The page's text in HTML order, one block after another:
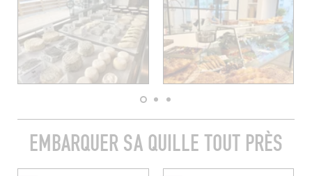
EMBARQUER SA QUILLE TOUT PRÈS